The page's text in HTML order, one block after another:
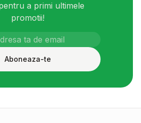
a primi ultimele
promotii!
Aboneaza-te